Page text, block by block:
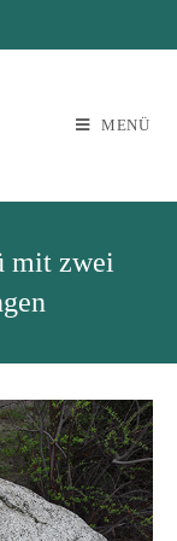
MENÜ
mit zwei